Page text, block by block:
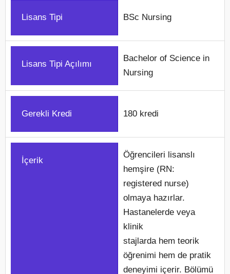
Lisans Tipi BSc Nursing
Lisans Tipi Açılımı
Bachelor of Science in
Nursing
Gerekli Kredi 180 kredi
İçerik
Öğrencileri lisanslı
hemşire (RN:
registered nurse)
olmaya hazırlar.
Hastanelerde veya
klinik
stajlarda hem teorik
öğrenimi hem de pratik
deneyimi içerir. Bölümü